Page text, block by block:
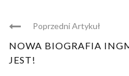
Poprzedni Artykuł
NOWA BIOGRAFIA
JEST!